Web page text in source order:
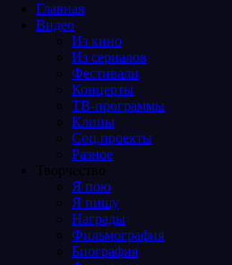
Главная
Видео
Из кино
Из сериалов
Фестивали
Концерты
ТВ-программы
Клипы
Соц.проекты
Разное
Творчество
Я пою
Я пишу
Награды
Фильмография
Биография